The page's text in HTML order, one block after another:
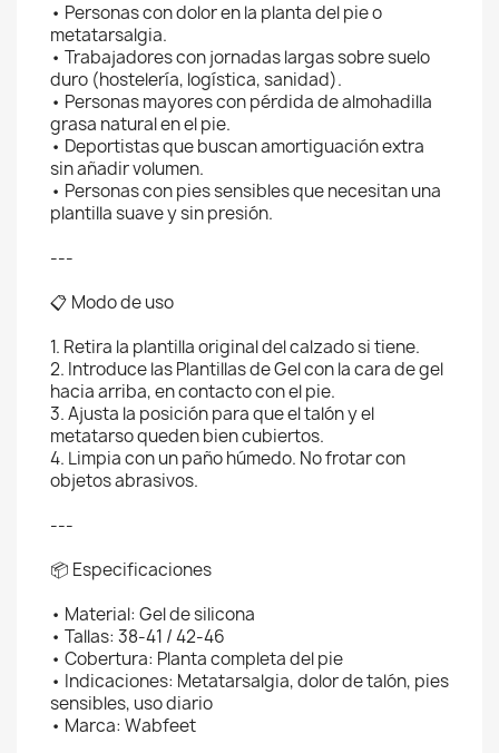
• Personas con dolor en la planta del pie o
metatarsalgia.
• Trabajadores con jornadas largas sobre suelo
duro (hostelería, logística, sanidad).
• Personas mayores con pérdida de almohadilla
grasa natural en el pie.
• Deportistas que buscan amortiguación extra
sin añadir volumen.
• Personas con pies sensibles que necesitan una
plantilla suave y sin presión.
---
📋 Modo de uso
1. Retira la plantilla original del calzado si tiene.
2. Introduce las Plantillas de Gel con la cara de gel
hacia arriba, en contacto con el pie.
3. Ajusta la posición para que el talón y el
metatarso queden bien cubiertos.
4. Limpia con un paño húmedo. No frotar con
objetos abrasivos.
---
📦 Especificaciones
• Material: Gel de silicona
• Tallas: 38-41 / 42-46
• Cobertura: Planta completa del pie
• Indicaciones: Metatarsalgia, dolor de talón, pies
sensibles, uso diario
• Marca: Wabfeet